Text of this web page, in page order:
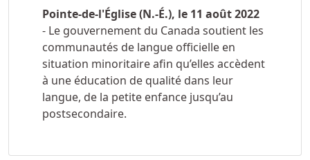
Pointe-de-l'Église (N.-É.), le 11 août 2022
- Le gouvernement du Canada soutient les
communautés de langue officielle en
situation minoritaire afin qu’elles accèdent
à une éducation de qualité dans leur
langue, de la petite enfance jusqu’au
postsecondaire.